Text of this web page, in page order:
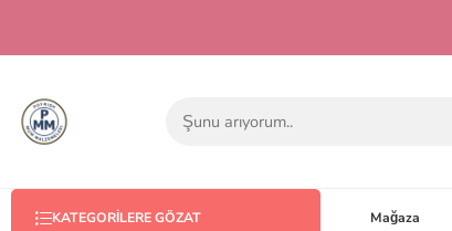
KATEGORILERE GÖZAT Mağaza